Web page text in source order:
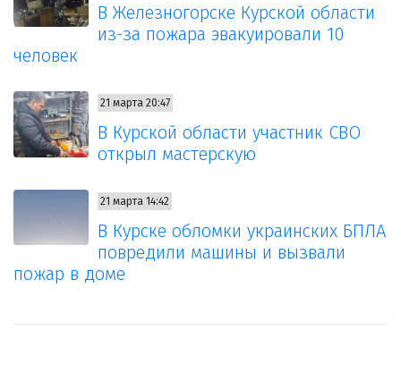
В Железногорске Курской области
из-за пожара эвакуировали 10
человек
21 марта 20:47
В Курской области участник СВО
открыл мастерскую
21 марта 14:42
В Курске обломки украинских БПЛА
повредили машины и вызвали
пожар в доме